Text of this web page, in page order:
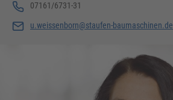
07161/6731-31
u.weissenborn@staufen-baumaschinen.de